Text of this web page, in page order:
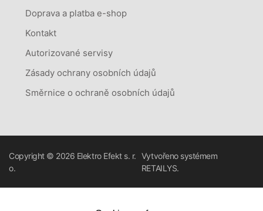
Doprava a platba e-shop
Kontakt
Autorizované servisy
Zásady ochrany osobních údajů
Směrnice o ochraně osobních údajů
Copyright © 2026 Elektro Efekt s. r.
o.
Vytvořeno systémem
RETAILYS.